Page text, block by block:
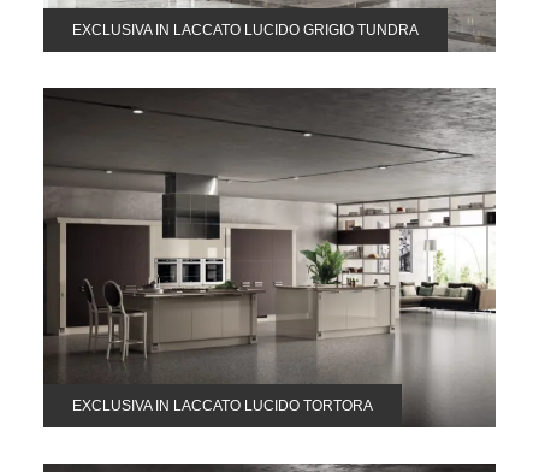
EXCLUSIVA IN LACCATO LUCIDO GRIGIO TUNDRA
EXCLUSIVA IN LACCATO LUCIDO TORTORA